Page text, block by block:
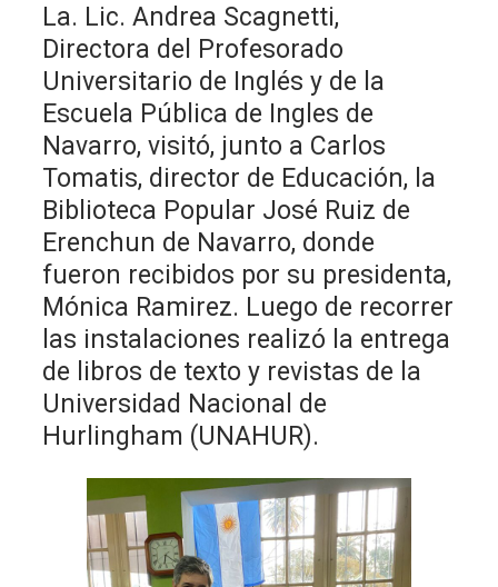
La. Lic. Andrea Scagnetti,
Directora del Profesorado
Universitario de Inglés y de la
Escuela Pública de Ingles de
Navarro, visitó, junto a Carlos
Tomatis, director de Educación, la
Biblioteca Popular José Ruiz de
Erenchun de Navarro, donde
fueron recibidos por su presidenta,
Mónica Ramirez. Luego de recorrer
las instalaciones realizó la entrega
de libros de texto y revistas de la
Universidad Nacional de
Hurlingham (UNAHUR).